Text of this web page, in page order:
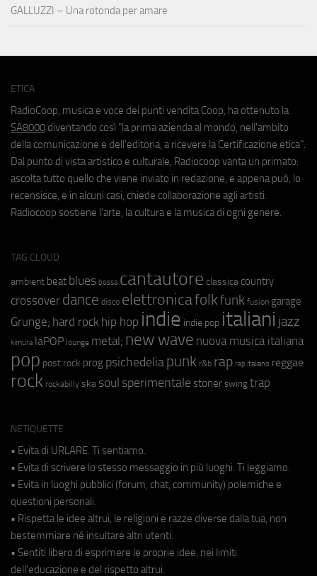
GALLUZZI – Una rotonda per amare
ETICA
RadioCoop, musica e voce dei punti vendita Coop, ha ottenuto la
SA8000 diventando così "la prima azienda al mondo, nell'ambito
della comunicazione e dell'editoria, a ricevere la Certificazione etica".
Dal punto di vista artistico e culturale, Radiocoop vanta un primato:
ascolta tutto quello che viene inviato in redazione, e appena può, lo
recensisce, e in alcuni casi, chiede collaborazione agli artisti.
Radiocoop sostiene l'arte, la cultura e la musica di ogni genere.
TAG CLOUD
ambient beat blues bossa cantautore classica country
crossover dance disco elettronicafolkfunk fusion garage
Grunge; hard rock hip hop indie indie pop italiani jazz
kimura laPOP lounge metal; new wave nuova musica italiana
pop post rock prog psichedeliapunk r&b rap rap italiano reggae
rock rockabilly ska soul sperimentale stoner swing trap
NETIQUETTE
• Evita di URLARE. Ti sentiamo.
• Evita di scrivere lo stesso messaggio in più luoghi. Ti leggiamo.
• Evita in luoghi pubblici (forum, chat, community) polemiche e
questioni personali.
• Rispetta le idee altrui, le religioni e razze diverse dalla tua, non
bestemmiare né insultare altri utenti.
• Sentiti libero di esprimere le proprie idee, nei limiti
dell'educazione e del rispetto altrui.